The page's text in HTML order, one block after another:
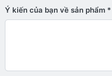
Ý kiến ​​của bạn về sản phẩm